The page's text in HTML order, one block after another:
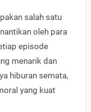
salah satu
oleh para
episode
menarik dan
hiburan semata,
yang kuat